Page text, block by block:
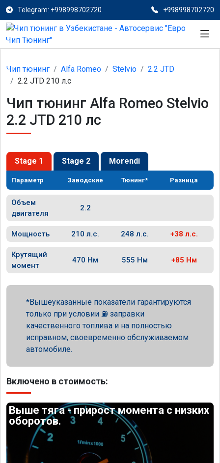
Telegram: +998998702720 +998998702720
Чип тюнинг Alfa Romeo Stelvio
2.2 JTD
2.2 JTD 210 л.с
Чип тюнинг Alfa Romeo Stelvio
2.2 JTD 210 лс
Stage 1 Stage 2 Morendi
Параметр Заводские Тюнинг* Разница
Объем
двигателя
2.2
Мощность 210 л.с. 248 л.с. +38 л.с.
Крутящий
момент
470 Нм 555 Нм +85 Нм
Вышеуказанные показатели гарантируются
только при условии ⛽ заправки
качественного топлива и на полностью
исправном, своевременно обслуживаемом
автомобиле.
Включено в стоимость:
Выше тяга - прирост момента с низких
оборотов.